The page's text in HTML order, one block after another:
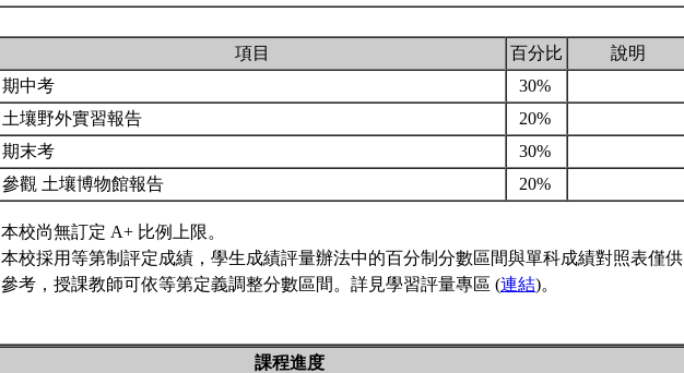
項目 百分比
說明
期中考
30%
土壤野外實習報告
20%
期末考
30%
參觀 土壤博物館報告 20%
本校尚無訂定 A+ 比例上限。
本校採用等第制評定成績，學生成績評量辦法中的百分制分數區間與單科成績對照表僅供
參考，授課教師可依等第定義調整分數區間。詳見學習評量專區 (連結)。
課程進度